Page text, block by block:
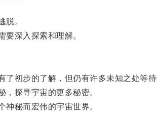
。
深入探索和理解。
初步的了解，但仍有许多未知之处等
探寻宇宙的更多秘密。
秘而宏伟的宇宙世界。